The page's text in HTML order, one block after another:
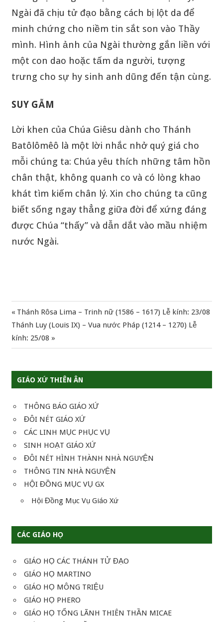
GIÁO XỨ THIÊN ÂN
THÔNG BÁO GIÁO XỨ
ĐÔI NÉT GIÁO XỨ
CÁC LINH MỤC PHỤC VỤ
SINH HOẠT GIÁO XỨ
ĐÔI NÉT HÌNH THÀNH NHÀ NGUYỆN
THÔNG TIN NHÀ NGUYỆN
HỘI ĐỒNG MỤC VỤ GX
Hội Đồng Mục Vụ Giáo Xứ
CÁC GIÁO HỌ
GIÁO HỌ CÁC THÁNH TỬ ĐẠO
GIÁO HỌ MARTINO
GIÁO HỌ MÔNG TRIỆU
GIÁO HỌ PHERO
GIÁO HỌ TỔNG LÃNH THIÊN THẦN MICAE
Ngài đã chịu tử đạo bằng cách bị lột da để
minh chứng cho niềm tin sắt son vào Thầy
mình. Hình ảnh của Ngài thường gắn liền với
một con dao hoặc tấm da người, tượng
trưng cho sự hy sinh anh dũng đến tận cùng.
SUY GẪM
Lời khen của Chúa Giêsu dành cho Thánh
Batôlômêô là một lời nhắc nhở quý giá cho
mỗi chúng ta: Chúa yêu thích những tâm hồn
chân thật, không quanh co và có lòng khao
khát tìm kiếm chân lý. Xin cho chúng ta cũng
biết sống ngay thẳng giữa đời để xứng đáng
được Chúa “thấy” và dẫn dắt vào mầu nhiệm
nước Ngài.
Điều
hướng
viết
Previous
Post:
Thánh Rôsa Lima – Trinh nữ (1586 – 1617) Lễ kính: 23/08
Next
Post:
Thánh Luy (Louis IX) – Vua nước Pháp (1214 – 1270) Lễ
kính: 25/08